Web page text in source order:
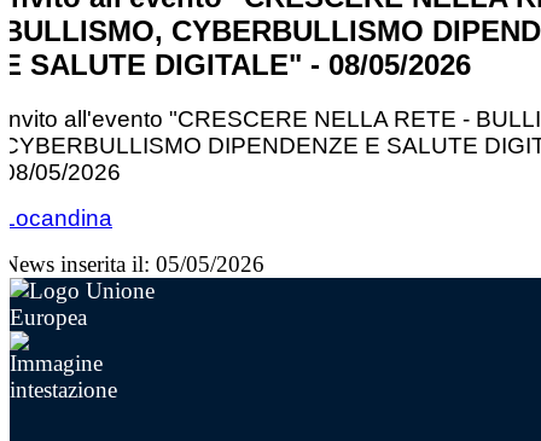
BULLISMO, CYBERBULLISMO
E SALUTE DIGITALE" - 08/05/2026
Invito all'evento "CRESCERE NELLA RETE -
CYBERBULLISMO DIPENDENZE E SALUTE
08/05/2026
Locandina
News inserita il: 05/05/2026